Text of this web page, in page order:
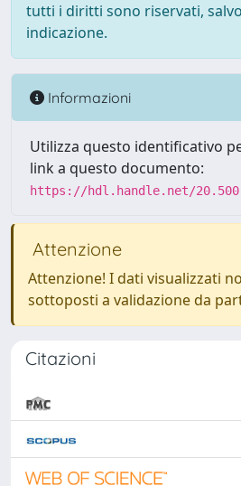
tutti i diritti sono riservati,
indicazione.
Informazioni
Utilizza questo identificativo
link a questo documento:
https://hdl.handle.net/
Attenzione
Attenzione! I dati visualizzati
sottoposti a validazione da
Citazioni